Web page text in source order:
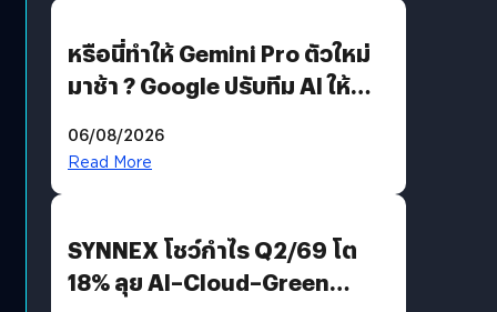
หรือนี่ทำให้ Gemini Pro ตัวใหม่
มาช้า ? Google ปรับทีม AI ให้
AGI
06/08/2026
Read More
SYNNEX โชว์กำไร Q2/69 โต
18% ลุย AI–Cloud–Green